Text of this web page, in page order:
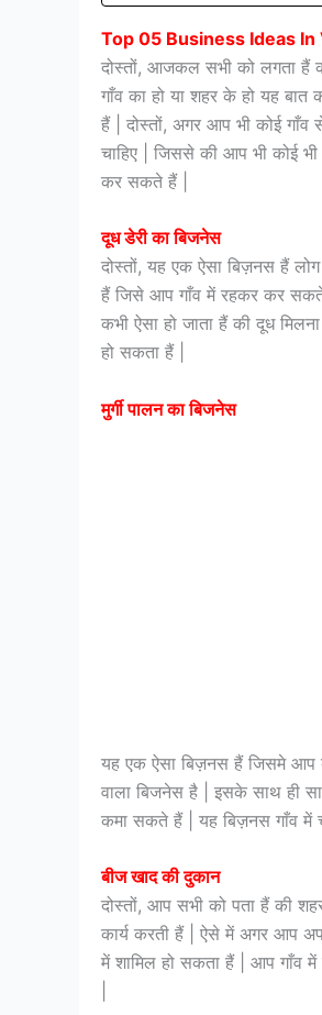
Top 05 Business Ideas In
दोस्तों, आजकल सभी को लगता हैं
गाँव का हो या शहर के हो यह
हैं | दोस्तों, अगर आप भी कोई
चाहिए | जिससे की आप भी कोई
कर सकते हैं |
दूध डेरी का बिजनेस
दोस्तों, यह एक ऐसा बिज़नस हैं
हैं जिसे आप गाँव में रहकर कर
कभी ऐसा हो जाता हैं की दूध
हो सकता हैं |
मुर्गी पालन का बिजनेस
यह एक ऐसा बिज़नस हैं जिसमे आप
वाला बिजनेस है | इसके साथ ही
कमा सकते हैं | यह बिज़नस गाँव में
बीज खाद की दुकान
दोस्तों, आप सभी को पता हैं की
कार्य करती हैं | ऐसे में अगर आप
में शामिल हो सकता हैं | आप गाँव में